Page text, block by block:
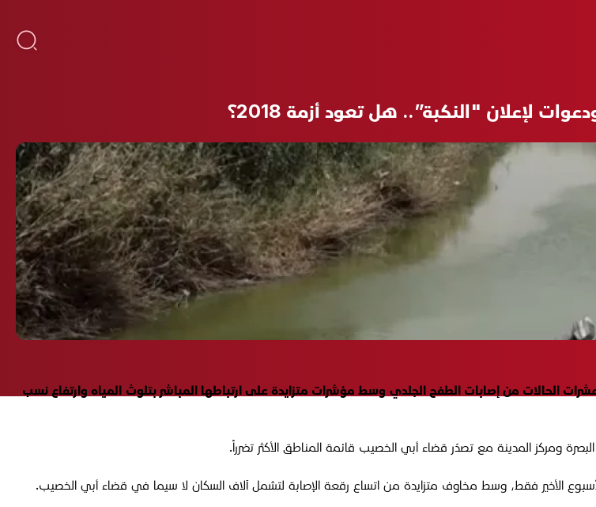
لإعلان "النكبة”.. هل تعود أزمة 2018؟
الحالات من إصابات الطفح الجلدي وسط مؤشرات متزايدة على ارتباطها المباشر بتلوث المياه وارتفاع نسب